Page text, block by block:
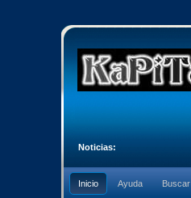
Noticias:
Inicio Ayuda Buscar